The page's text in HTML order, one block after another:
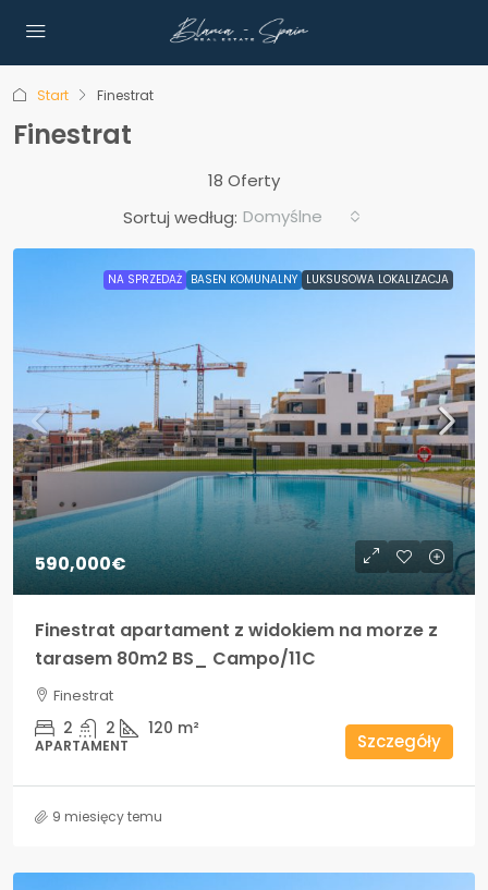
Start Finestrat
Finestrat
18 Oferty
Sortuj według: Domyślne
NA SPRZEDAŻ BASEN KOMUNALNY LUKSUSOWA LOKALIZACJA
590,000€
Finestrat apartament z widokiem na morze z
tarasem 80m2 BS_ Campo/11C
Finestrat
2 2 120 m²
APARTAMENT Szczegóły
9 miesięcy temu